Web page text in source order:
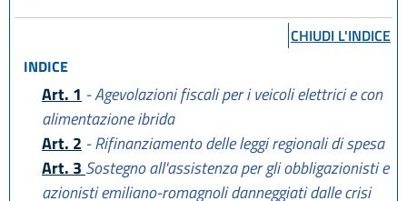
CHIUDI L'INDICE
INDICE
Art. 1 - Agevolazioni fiscali per i veicoli elettrici e con
alimentazione ibrida
Art. 2 - Rifinanziamento delle leggi regionali di spesa
Art. 3 Sostegno all'assistenza per gli obbligazionisti e
azionisti emiliano-romagnoli danneggiati dalle crisi